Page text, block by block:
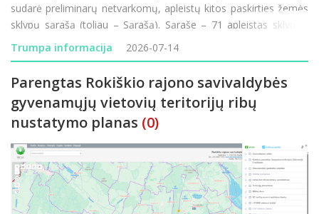
sudarė preliminarų netvarkomų, apleistų kitos paskirties žemės
sklypų sąrašą (toliau – Sąrašą). Sąraše – 71 apleistas sklypas.
Daugiausia netvarkomų ir apleistų sklypų šiais metais užfiksuot
Trumpa informacija 2026-07-14
Parengtas Rokiškio rajono savivaldybės
gyvenamųjų vietovių teritorijų ribų
nustatymo planas (0)